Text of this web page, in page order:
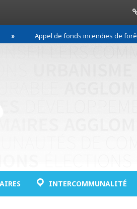
Appel de fonds incendies de forêt
INTERCOMMUNALITÉ